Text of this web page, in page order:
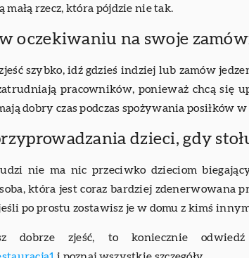
małą rzecz, która pójdzie nie tak.
oczekiwaniu na swoje
szybko, idź gdzieś indziej lub zamów
pracowników, ponieważ chcą się
dobry czas podczas spożywania posiłków
dzieci, gdy
nie ma nic przeciwko dzieciom
która jest coraz bardziej zdenerwowana
po prostu zostawisz je w domu z kimś
dobrze zjeść, to koniecznie